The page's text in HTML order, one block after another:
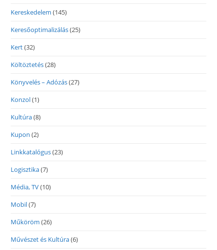
Kereskedelem (145)
Keresőoptimalizálás(25)
Kert(32)
Költöztetés(28)
Könyvelés – Adózás(27)
Konzol(1)
Kultúra(8)
Kupon (2)
Linkkatalógus(23)
Logisztika(7)
Média, TV(10)
Mobil(7)
Műköröm (26)
Művészet és Kultúra(6)